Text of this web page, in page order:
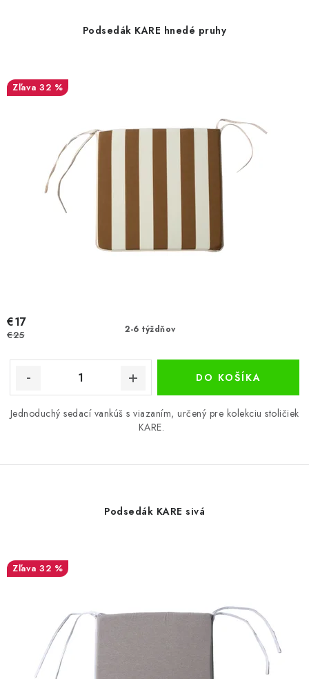
o
v
k
t
Podsedák KARE hnedé pruhy
32 %
2-6 týždňov
€17
€25
DO KOŠÍKA
Jednoduchý sedací vankúš s viazaním, určený pre kolekciu stoličiek
KARE.
Podsedák KARE sivá
32 %